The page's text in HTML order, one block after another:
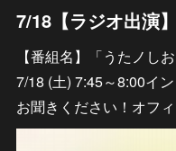
【番組名】「うたノし
7/18 (土) 7:45～8:00イ
お聞きください！オフ